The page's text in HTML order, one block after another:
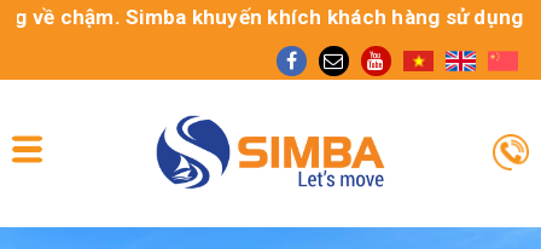
khuyến khích khách hàng sử dụng dịch vụ Gom